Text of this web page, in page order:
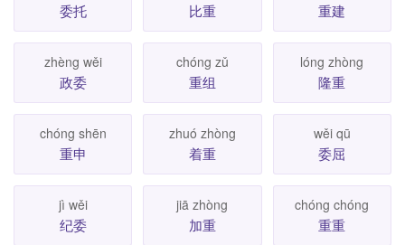
委托 比重 重建
zhèng wěi
政委
chóng zǔ
重组
lóng zhòng
隆重
chóng shēn
重申
zhuó zhòng
着重
wěi qū
委屈
jì wěi
纪委
jiā zhòng
加重
chóng chóng
重重